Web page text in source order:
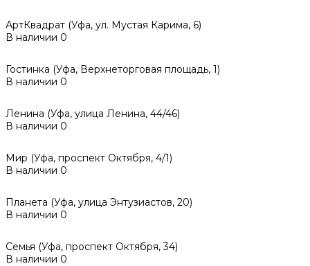
АртКвадрат (Уфа, ул. Мустая Карима, 6)
В наличии 0
Гостинка (Уфа, Верхнеторговая площадь, 1)
В наличии 0
Ленина (Уфа, улица Ленина, 44/46)
В наличии 0
Мир (Уфа, проспект Октября, 4/1)
В наличии 0
Планета (Уфа, улица Энтузиастов, 20)
В наличии 0
Семья (Уфа, проспект Октября, 34)
В наличии 0